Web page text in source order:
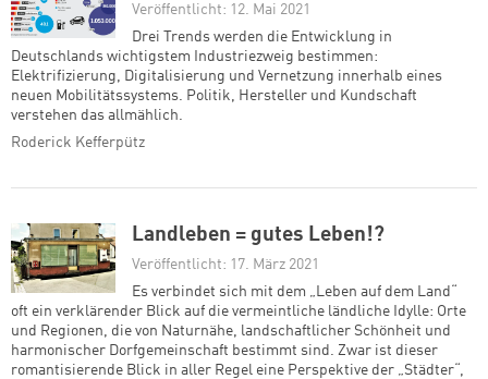
Veröffentlicht: 12. Mai 2021
Drei Trends werden die Entwicklung in
Deutschlands wichtigstem Industriezweig bestimmen:
Elektrifizierung, Digitalisierung und Vernetzung innerhalb eines
neuen Mobilitätssystems. Politik, Hersteller und Kundschaft
verstehen das allmählich.
Roderick Kefferpütz
Landleben = gutes Leben!?
Veröffentlicht: 17. März 2021
Es verbindet sich mit dem „Leben auf dem Land“
oft ein verklärender Blick auf die vermeintliche ländliche Idylle: Orte
und Regionen, die von Naturnähe, landschaftlicher Schönheit und
harmonischer Dorfgemeinschaft bestimmt sind. Zwar ist dieser
romantisierende Blick in aller Regel eine Perspektive der „Städter“,